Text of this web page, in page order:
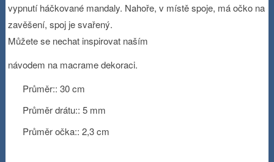
vypnutí háčkované mandaly. Nahoře, v místě spoje, má očko na
zavěšení, spoj je svařený.
Můžete se nechat inspirovat naším
návodem na macrame dekoraci.
Průměr:: 30 cm
Průměr drátu:: 5 mm
Průměr očka:: 2,3 cm